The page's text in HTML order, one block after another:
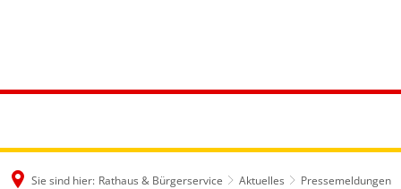
Sie sind hier: Rathaus & Bürgerservice Aktuelles
Pressemeldungen